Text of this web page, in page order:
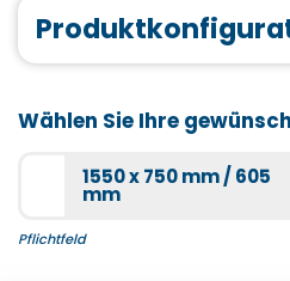
Mehr
Wählen Sie Ihre
1550 x 750 mm / 605
mm
Pflichtfeld